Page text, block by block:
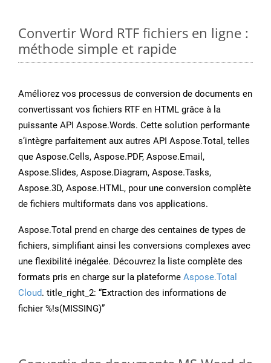
Convertir Word RTF fichiers en ligne :
méthode simple et rapide
Améliorez vos processus de conversion de documents en
convertissant vos fichiers RTF en HTML grâce à la
puissante API Aspose.Words. Cette solution performante
s’intègre parfaitement aux autres API Aspose.Total, telles
que Aspose.Cells, Aspose.PDF, Aspose.Email,
Aspose.Slides, Aspose.Diagram, Aspose.Tasks,
Aspose.3D, Aspose.HTML, pour une conversion complète
de fichiers multiformats dans vos applications.
Aspose.Total prend en charge des centaines de types de
fichiers, simplifiant ainsi les conversions complexes avec
une flexibilité inégalée. Découvrez la liste complète des
formats pris en charge sur la plateforme Aspose.Total
Cloud. title_right_2: “Extraction des informations de
fichier %!s(MISSING)”